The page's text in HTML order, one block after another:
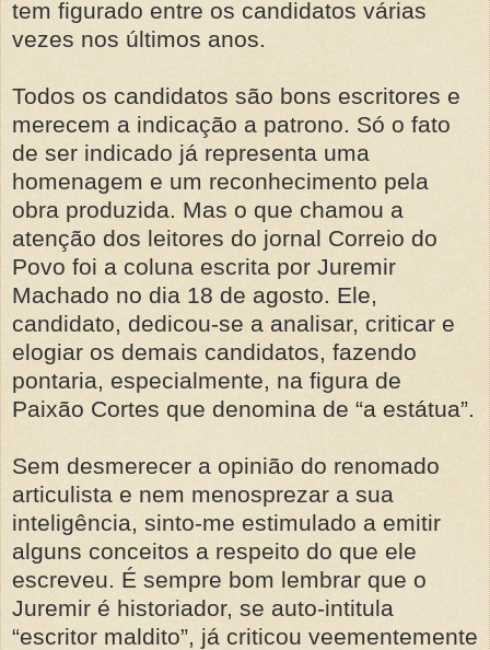
tem figurado entre os candidatos várias
vezes nos últimos anos.
Todos os candidatos são bons escritores e
merecem a indicação a patrono. Só o fato
de ser indicado já representa uma
homenagem e um reconhecimento pela
obra produzida. Mas o que chamou a
atenção dos leitores do jornal Correio do
Povo foi a coluna escrita por Juremir
Machado no dia 18 de agosto. Ele,
candidato, dedicou-se a analisar, criticar e
elogiar os demais candidatos, fazendo
pontaria, especialmente, na figura de
Paixão Cortes que denomina de “a estátua”.
Sem desmerecer a opinião do renomado
articulista e nem menosprezar a sua
inteligência, sinto-me estimulado a emitir
alguns conceitos a respeito do que ele
escreveu. É sempre bom lembrar que o
Juremir é historiador, se auto-intitula
“escritor maldito”, já criticou veementemente